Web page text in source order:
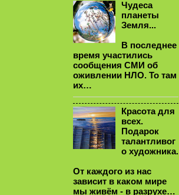
Чудеса
планеты
Земля...
В последнее
время участились
сообщения СМИ об
оживлении НЛО. То там
их…
Красота для
всех.
Подарок
талантливог
о художника.
От каждого из нас
зависит в каком мире
мы живём - в разрухе…